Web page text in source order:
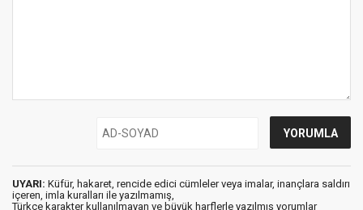
UYARI: Küfür, hakaret, rencide edici cümleler veya imalar, inançlara saldırı
içeren, imla kuralları ile yazılmamış,
Türkçe karakter kullanılmayan ve büyük harflerle yazılmış yorumlar